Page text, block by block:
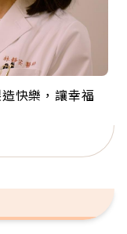
快樂，讓幸福
年 「台灣是我
「蛋黃哥小
休後才開始真
年長羽球選
提琴還登上小